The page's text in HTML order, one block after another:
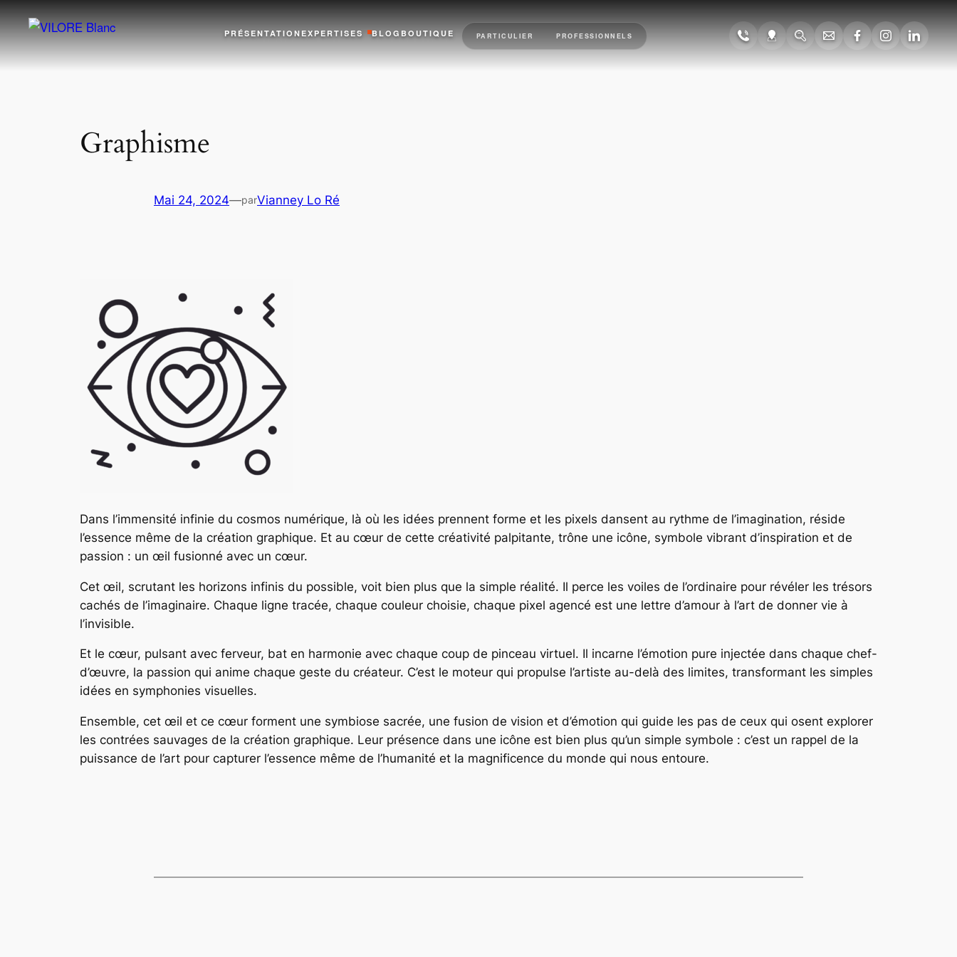
Aller
au
contenu
PRÉSENTATION EXPERTISES BLOG BOUTIQUE PARTICULIER PROFESSIONNELS
Graphisme
Mai 24, 2024—parVianney Lo Ré
Dans l’immensité infinie du cosmos numérique, là où les idées prennent forme et les pixels dansent au rythme de l’imagination, réside
l’essence même de la création graphique. Et au cœur de cette créativité palpitante, trône une icône, symbole vibrant d’inspiration et de
passion : un œil fusionné avec un cœur.
Cet œil, scrutant les horizons infinis du possible, voit bien plus que la simple réalité. Il perce les voiles de l’ordinaire pour révéler les trésors
cachés de l’imaginaire. Chaque ligne tracée, chaque couleur choisie, chaque pixel agencé est une lettre d’amour à l’art de donner vie à
l’invisible.
Et le cœur, pulsant avec ferveur, bat en harmonie avec chaque coup de pinceau virtuel. Il incarne l’émotion pure injectée dans chaque chef-
d’œuvre, la passion qui anime chaque geste du créateur. C’est le moteur qui propulse l’artiste au-delà des limites, transformant les simples
idées en symphonies visuelles.
Ensemble, cet œil et ce cœur forment une symbiose sacrée, une fusion de vision et d’émotion qui guide les pas de ceux qui osent explorer
les contrées sauvages de la création graphique. Leur présence dans une icône est bien plus qu’un simple symbole : c’est un rappel de la
puissance de l’art pour capturer l’essence même de l’humanité et la magnificence du monde qui nous entoure.